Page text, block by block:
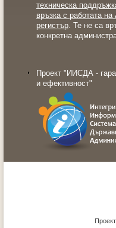
техническа
връзка с работата
регистър. Те не са
конкретна
Проект "ИИСДА -
и ефективност"